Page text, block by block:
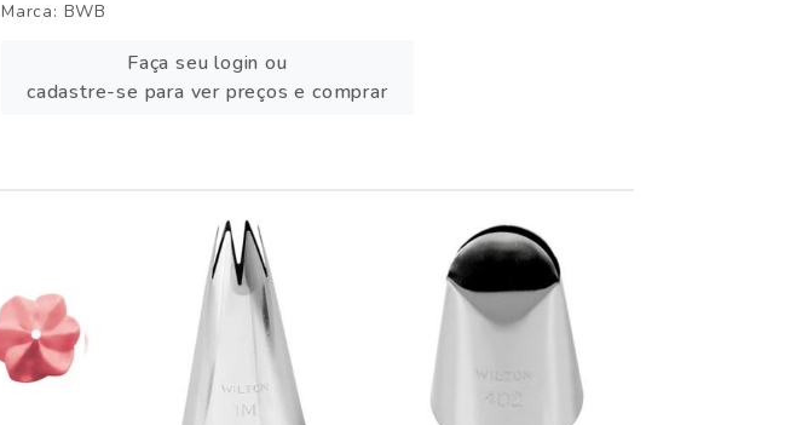
Marca: BWB
Faça seu login ou
cadastre-se para ver preços e comprar